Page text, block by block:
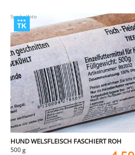
HUND WELSFLEISCH FASCHIERT ROH
500 g